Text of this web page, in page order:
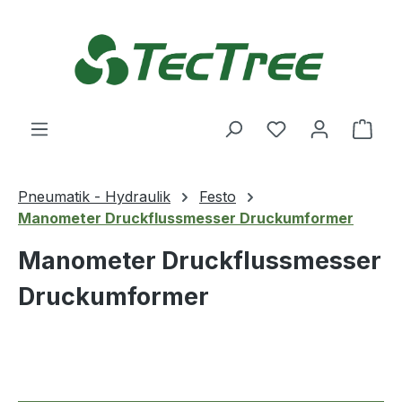
Du hast 0
Pneumatik - Hydraulik
Festo
Manometer Druckflussmesser Druckumformer
Manometer Druckflussmesser
Druckumformer